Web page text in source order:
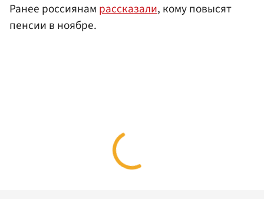
Ранее россиянам рассказали, кому повысят
пенсии в ноябре.